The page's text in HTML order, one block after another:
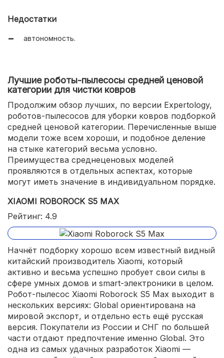
Недостатки
автономность.
Лучшие роботы-пылесосы средней ценовой
категории для чистки ковров
Продолжим обзор лучших, по версии Expertology,
роботов-пылесосов для уборки ковров подборкой
средней ценовой категории. Перечисленные выше
модели тоже всем хороши, и подобное деление
на стыке категорий весьма условно.
Преимущества среднеценовых моделей
проявляются в отдельных аспектах, которые
могут иметь значение в индивидуальном порядке.
XIAOMI ROBOROCK S5 MAX
Рейтинг: 4.9
Начнёт подборку хорошо всем известный видный
китайский производитель Xiaomi, который
активно и весьма успешно пробует свои силы в
сфере умных домов и smart-электроники в целом.
Робот-пылесос Xiaomi Roborock S5 Max выходит в
нескольких версиях: Global ориентирована на
мировой экспорт, и отдельно есть ещё русская
версия. Покупатели из России и СНГ по большей
части отдают предпочтение именно Global. Это
одна из самых удачных разработок Xiaomi —